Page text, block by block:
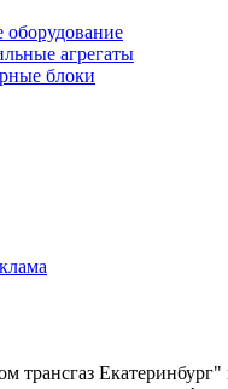
оборудование
агрегаты
блоки
трансгаз Екатеринбург"